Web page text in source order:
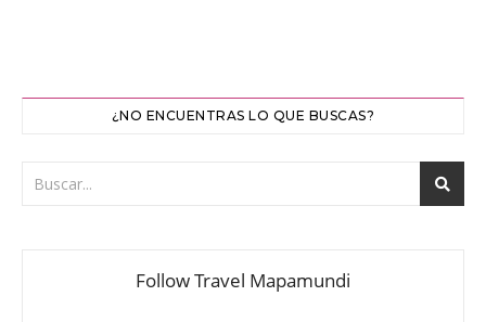
¿NO ENCUENTRAS LO QUE BUSCAS?